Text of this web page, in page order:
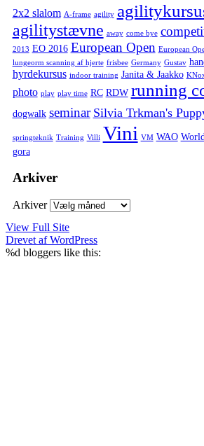
2x2 slalom A-frame agility
agilitystævne away come bye
2013 EO 2016 European Open European
lungeorm scanning af hjerte frisbee Germany Gustav
hyrdekursus indoor training Janita & Jaakko
photo play play time RC RDW running
dogwalk seminar Silvia Trkman's
springteknik Training Villi Vini VM WAO
gora
Arkiver
Arkiver
View Full Site
Drevet af WordPress
%d bloggers like this: